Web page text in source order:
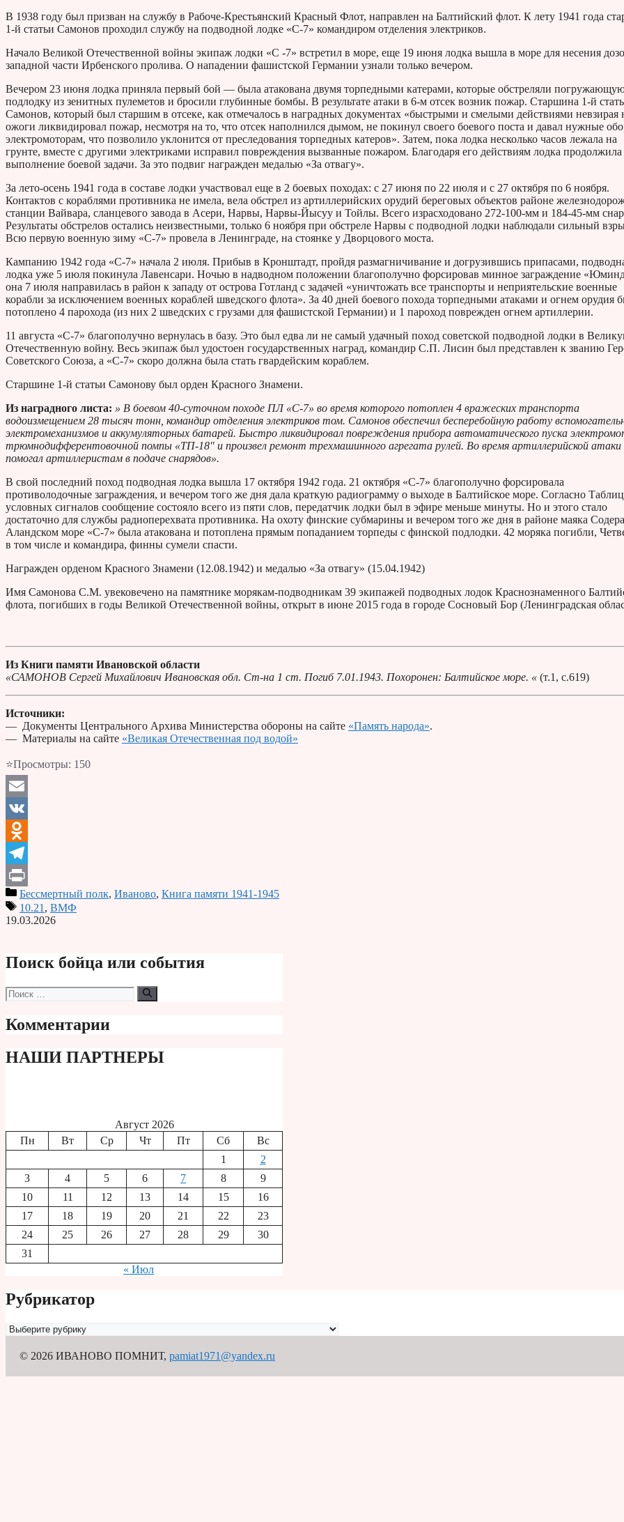
В 1938 году был призван на службу в Рабоче-Крестьянский Красный Флот, направлен на Балтийский флот. К лету 1941 года
1-й статьи Самонов проходил службу на подводной лодке «С-7» командиром отделения электриков.
Начало Великой Отечественной войны экипаж лодки «С -7» встретил в море, еще 19 июня лодка вышла в море для несения
западной части Ирбенского пролива. О нападении фашистской Германии узнали только вечером.
Вечером 23 июня лодка приняла первый бой — была атакована двумя торпедными катерами, которые обстреляли
подлодку из зенитных пулеметов и бросили глубинные бомбы. В результате атаки в 6-м отсек возник пожар. Старшина 1-й
Самонов, который был старшим в отсеке, как отмечалось в наградных документах «быстрыми и смелыми действиями невзирая
ожоги ликвидировал пожар, несмотря на то, что отсек наполнился дымом, не покинул своего боевого поста и давал нужные
электромоторам, что позволило уклонится от преследования торпедных катеров». Затем, пока лодка несколько часов лежала на
грунте, вместе с другими электриками исправил повреждения вызванные пожаром. Благодаря его действиям лодка продолжила
выполнение боевой задачи. За это подвиг награжден медалью «За отвагу».
За лето-осень 1941 года в составе лодки участвовал еще в 2 боевых походах: с 27 июня по 22 июля и с 27 октября по 6 ноября.
Контактов с кораблями противника не имела, вела обстрел из артиллерийских орудий береговых объектов районе
станции Вайвара, сланцевого завода в Асери, Нарвы, Нарвы-Йысуу и Тойлы. Всего израсходовано 272-100-мм и 184-45-мм
Результаты обстрелов остались неизвестными, только 6 ноября при обстреле Нарвы с подводной лодки наблюдали сильный
Всю первую военную зиму «С-7» провела в Ленинграде, на стоянке у Дворцового моста.
Кампанию 1942 года «С-7» начала 2 июля. Прибыв в Кронштадт, пройдя размагничивание и догрузившись припасами,
лодка уже 5 июля покинула Лавенсари. Ночью в надводном положении благополучно форсировав минное заграждение
она 7 июля направилась в район к западу от острова Готланд с задачей «уничтожать все транспорты и неприятельские военные
корабли за исключением военных кораблей шведского флота». За 40 дней боевого похода торпедными атаками и огнем орудия
потоплено 4 парохода (из них 2 шведских с грузами для фашистской Германии) и 1 пароход поврежден огнем артиллерии.
11 августа «С-7» благополучно вернулась в базу. Это был едва ли не самый удачный поход советской подводной лодки в
Отечественную войну. Весь экипаж был удостоен государственных наград, командир С.П. Лисин был представлен к званию
Советского Союза, а «С-7» скоро должна была стать гвардейским кораблем.
Старшине 1-й статьи Самонову был орден Красного Знамени.
Из наградного листа: » В боевом 40-суточном походе ПЛ «С-7» во время которого потоплен 4 вражеских транспорта
водоизмещением 28 тысяч тонн, командир отделения электриков том. Самонов обеспечил бесперебойную работу
электромеханизмов и аккумуляторных батарей. Быстро ликвидировал повреждения прибора автоматического пуска
трюмнодифферентовочной помпы «ТП-18″ и произвел ремонт трехмашинного агрегата рулей. Во время артиллерийской атаки
помогал артиллеристам в подаче снарядов».
В свой последний поход подводная лодка вышла 17 октября 1942 года. 21 октября «С-7» благополучно форсировала
противолодочные заграждения, и вечером того же дня дала краткую радиограмму о выходе в Балтийское море. Согласно
условных сигналов сообщение состояло всего из пяти слов, передатчик лодки был в эфире меньше минуты. Но и этого стало
достаточно для службы радиоперехвата противника. На охоту финские субмарины и вечером того же дня в районе маяка
Аландском море «С-7» была атакована и потоплена прямым попаданием торпеды с финской подлодки. 42 моряка погибли,
в том числе и командира, финны сумели спасти.
Награжден орденом Красного Знамени (12.08.1942) и медалью «За отвагу» (15.04.1942)
Имя Самонова С.М. увековечено на памятнике морякам-подводникам 39 экипажей подводных лодок Краснознаменного
флота, погибших в годы Великой Отечественной войны, открыт в июне 2015 года в городе Сосновый Бор (Ленинградская
Из Книги памяти Ивановской области
«САМОНОВ Сергей Михайлович Ивановская обл. Ст-на 1 ст. Погиб 7.01.1943. Похоронен: Балтийское море. « (т.1, с.619)
Источники:
— Документы Центрального Архива Министерства обороны на сайте «Память народа».
— Материалы на сайте «Великая Отечественная под водой»
⭐Просмотры: 150
Email
VK
Odnoklassniki
Telegram
PrintБессмертный полк, Иваново, Книга памяти 1941-1945
10.21 , ВМФ
19.03.2026
Поиск бойца или события
Поиск:
Комментарии
НАШИ ПАРТНЕРЫ
Август 2026
Пн
Вт Ср Чт Пт Сб
Вс
1
2
3
4 5 6 7 8
9
10
11 12 13 14 15
16
17
18 19 20 21 22
23
24
25 26 27 28 29
30
31
« Июл
Рубрикатор
Рубрикатор
© 2026 ИВАНОВО ПОМНИТ, pamiat1971@yandex.ru